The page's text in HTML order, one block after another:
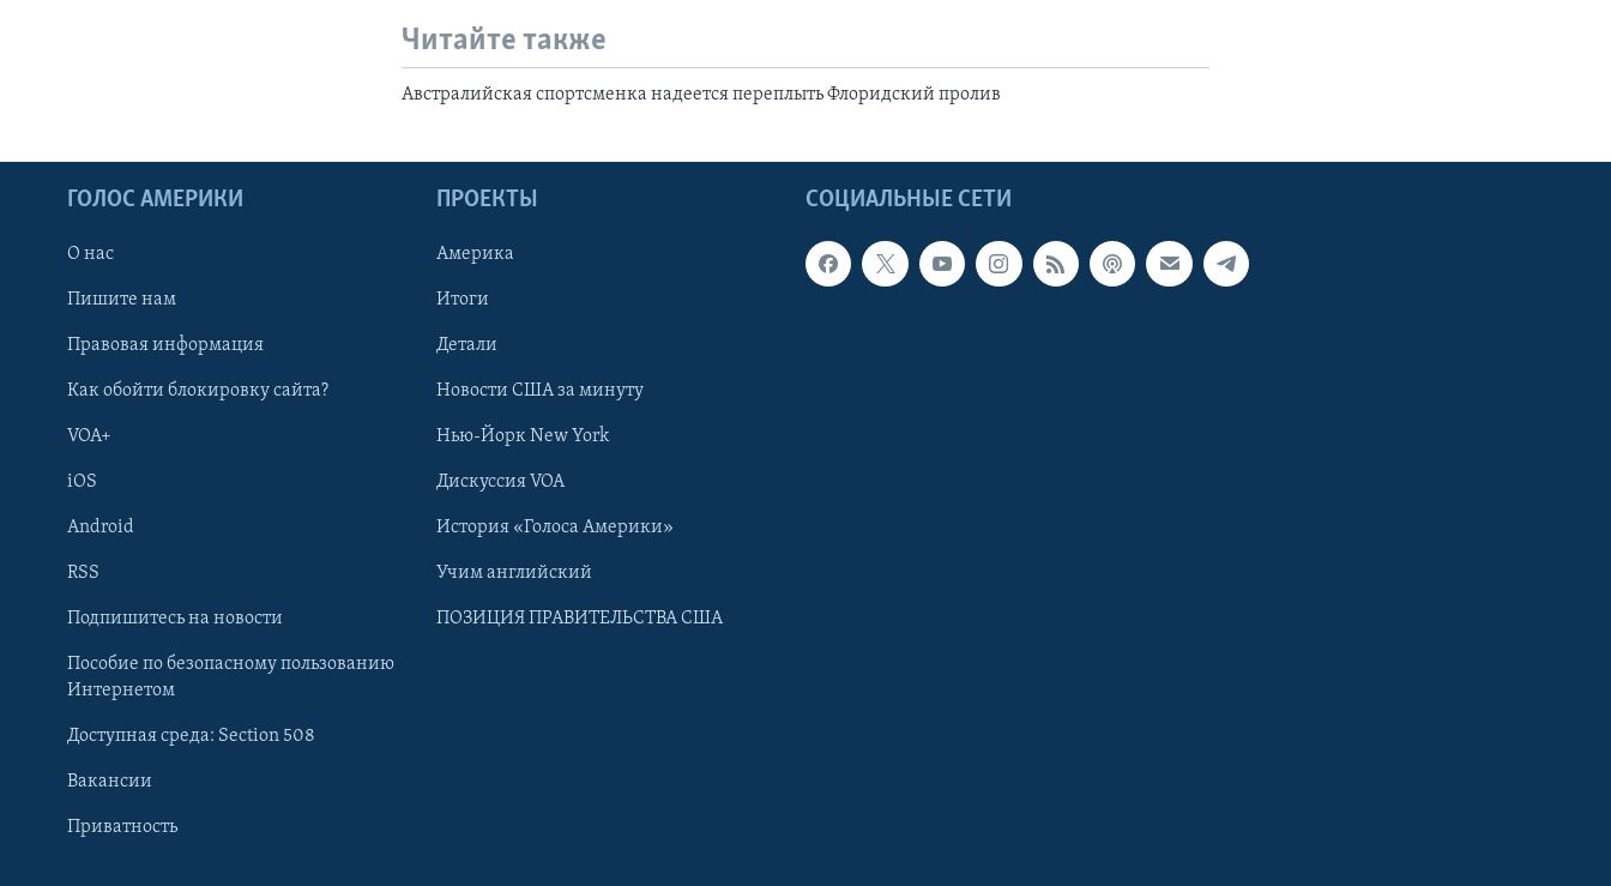
Learning English
Языки
Читайте также
Австралийская спортсменка надеется переплыть Флоридский пролив
СОЦИАЛЬНЫЕ СЕТИ
ГОЛОС АМЕРИКИ
О нас
Пишите нам
Правовая информация
Как обойти блокировку сайта?
VOA+
iOS
Android
RSS
Подпишитесь на новости
Пособие по безопасному пользованию
Интернетом
Доступная среда: Section 508
Вакансии
Приватность
ПРОЕКТЫ
Америка
Итоги
Детали
Новости США за минуту
Нью-Йорк New York
Дискуссия VOA
История «Голоса Америки»
Учим английский
ПОЗИЦИЯ ПРАВИТЕЛЬСТВА США